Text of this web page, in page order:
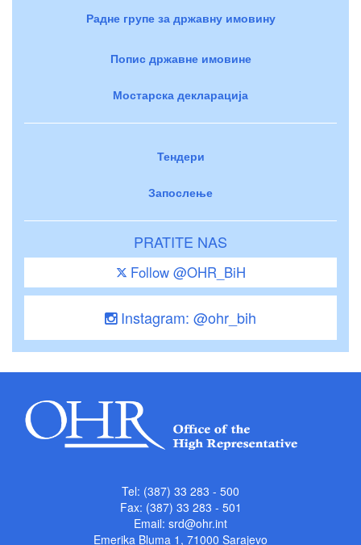
Радне групе за државну имовину
Попис државне имовине
Мостарска декларација
Тендери
Запослење
PRATITE NAS
Follow @OHR_BiH
Instagram: @ohr_bih
Tel: (387) 33 283 - 500
Fax: (387) 33 283 - 501
Email: srd@ohr.int
Emerika Bluma 1, 71000 Sarajevo